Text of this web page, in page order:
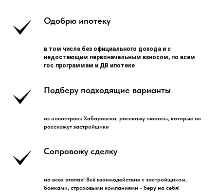
Одобрю ипотеку
в том числе без официального дохода и с
недостающим первоначальным взносом, по всем
гос.программам и ДВ ипотеке
Подберу подходящие варианты
из новостроек Хабаровска, расскажу нюансы, которые не
расскажут застройщики
Сопровожу сделку
на всех этапах! Всё взаимодействие с застройщиком,
банками, страховыми компаниями - беру на себя!